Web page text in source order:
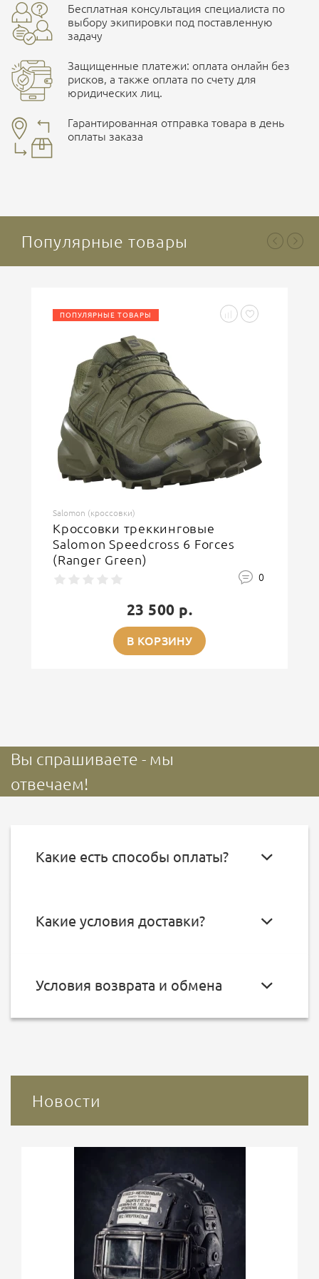
Наличные при самовывозе
подготовки счета.
ОСТАВИТЬ ОТЗЫВ
ПОДРОБНЕЕ О СКЛАДЕ
Бесплатная консультация специалиста по
выбору экипировки под поставленную
задачу
Защищенные платежи: оплата онлайн без
рисков, а также оплата по счету для
юридических лиц.
Гарантированная отправка товара в день
оплаты заказа
Популярные товары
ПОПУЛЯРНЫЕ ТОВАРЫ
Salomon (кроссовки)
Кроссовки треккинговые
Salomon Speedcross 6 Forces
(Ranger Green)
0
23 500 р.
В КОРЗИНУ
Вы спрашиваете - мы
отвечаем!
Какие есть способы оплаты?
Какие условия доставки?
Условия возврата и обмена
Новости